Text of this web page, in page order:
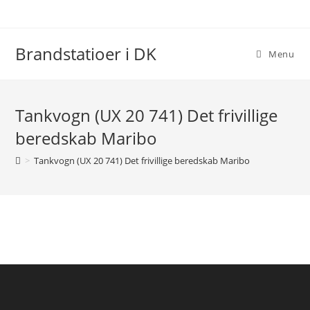
Brandstatioer i DK Menu
Tankvogn (UX 20 741) Det frivillige
beredskab Maribo
> Tankvogn (UX 20 741) Det frivillige beredskab Maribo